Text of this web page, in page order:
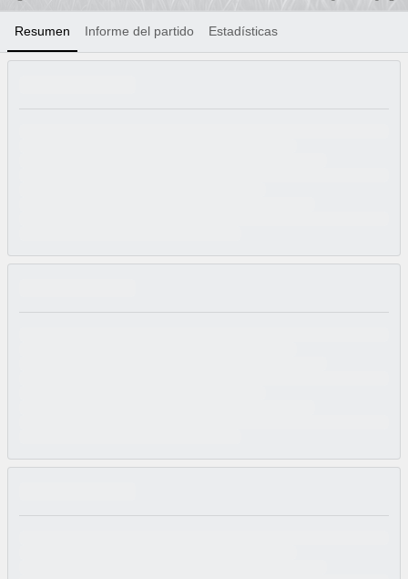
Resumen Informe del partido Estadísticas